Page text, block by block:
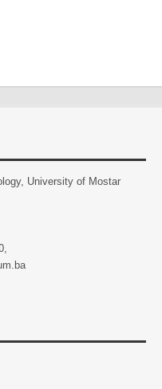
University of Mostar